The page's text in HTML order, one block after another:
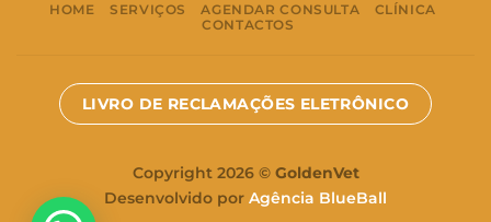
HOME SERVIÇOS AGENDAR CONSULTA
CLÍNICA
CONTACTOS
LIVRO DE RECLAMAÇÕES ELETRÔNICO
Copyright 2026 © GoldenVet
Desenvolvido por Agência BlueBall